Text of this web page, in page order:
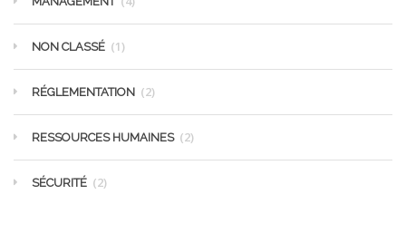
NON CLASSÉ (1)
RÉGLEMENTATION (2)
RESSOURCES HUMAINES (2)
SÉCURITÉ (2)